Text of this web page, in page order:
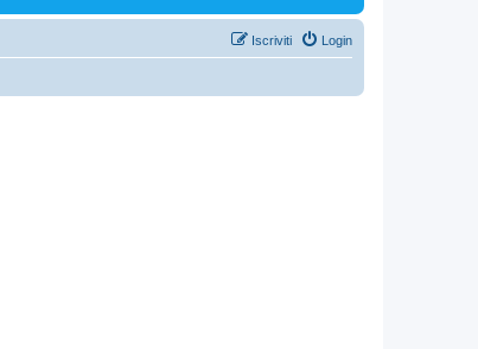
Login
Iscriviti